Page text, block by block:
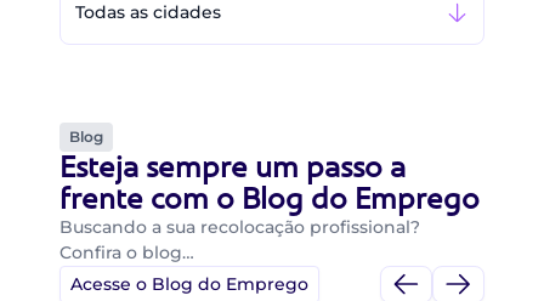
Todas as cidades
Blog
Esteja sempre um passo a
frente com o Blog do Emprego
Buscando a sua recolocação profissional?
Confira o blog…
Acesse o Blog do Emprego